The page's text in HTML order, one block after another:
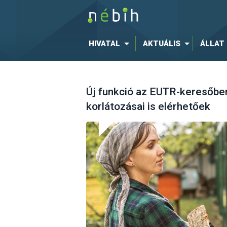
HIVATAL AKTUÁLIS ÁLLAT
Új funkció az EUTR-
korlátozásai is elérhetőek